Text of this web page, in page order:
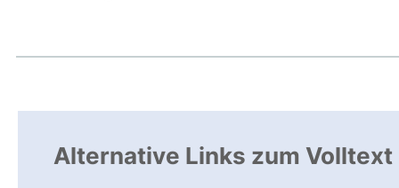
Alternative Links zum Volltext